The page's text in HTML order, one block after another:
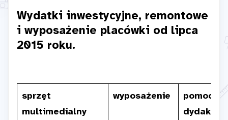
Wydatki inwestycyjne, remontowe
i wyposażenie placówki od lipca
2015 roku.
sprzęt
multimedialny
wyposażenie
pomoce